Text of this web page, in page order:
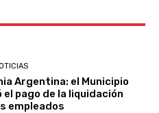
Argentina: el Municipio
el pago de la liquidación
empleados